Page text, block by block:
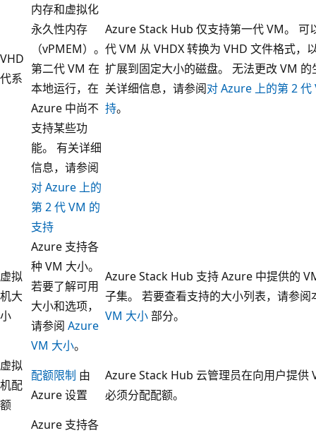
VHD
代系
内存和虚拟化
永久性内存
（vPMEM）。
第二代 VM 在
本地运行，在
Azure 中尚不
支持某些功
能。 有关详细
信息，请参阅
对 Azure 上的
第 2 代 VM 的
支持
Azure Stack Hub 仅支持第一代 VM。 可
代 VM 从 VHDX 转换为 VHD 文件格式，
扩展到固定大小的磁盘。 无法更改 VM 的
关详细信息，请参阅对 Azure 上的第 2 代
持。
虚拟
机大
小
Azure 支持各
种 VM 大小。
若要了解可用
大小和选项，
请参阅 Azure
VM 大小。
Azure Stack Hub 支持 Azure 中提供的
子集。 若要查看支持的大小列表，请参阅
VM 大小部分。
虚拟
机配
额
配额限制 由
Azure 设置
Azure Stack Hub 云管理员在向用户提供
必须分配配额。
Azure 支持各